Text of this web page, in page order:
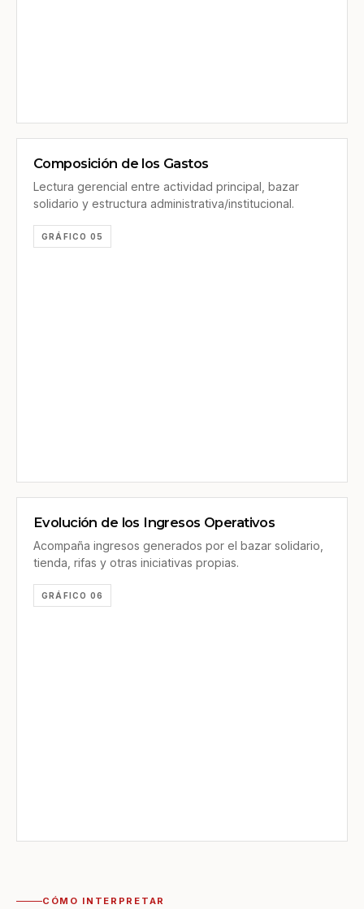
Composición de los Gastos
Lectura gerencial entre actividad principal, bazar
solidario y estructura administrativa/institucional.
GRÁFICO 05
Evolución de los Ingresos Operativos
Acompaña ingresos generados por el bazar solidario,
tienda, rifas y otras iniciativas propias.
GRÁFICO 06
CÓMO INTERPRETAR